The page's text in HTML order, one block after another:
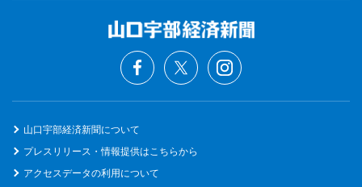
山口宇部経済新聞について
プレスリリース・情報提供はこちらから
アクセスデータの利用について